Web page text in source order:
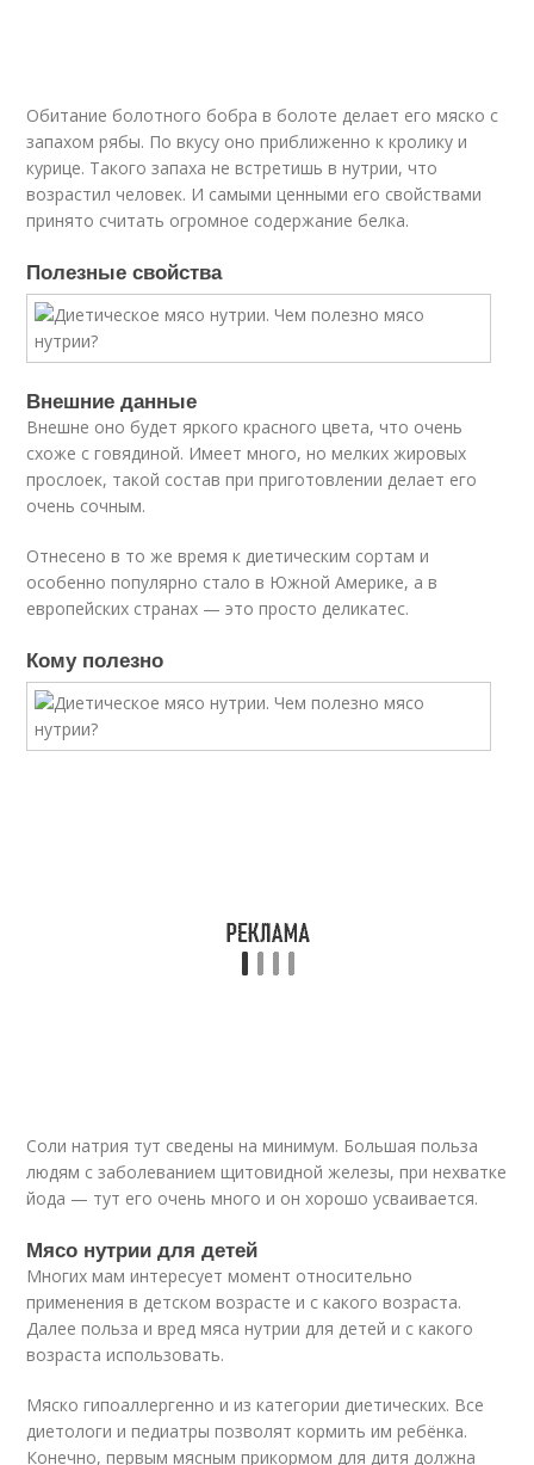
Обитание болотного бобра в болоте делает его мяско с
запахом рябы. По вкусу оно приближенно к кролику и
курице. Такого запаха не встретишь в нутрии, что
возрастил человек. И самыми ценными его свойствами
принято считать огромное содержание белка.
Полезные свойства
Внешние данные
Внешне оно будет яркого красного цвета, что очень
схоже с говядиной. Имеет много, но мелких жировых
прослоек, такой состав при приготовлении делает его
очень сочным.
Отнесено в то же время к диетическим сортам и
особенно популярно стало в Южной Америке, а в
европейских странах — это просто деликатес.
Кому полезно
Соли натрия тут сведены на минимум. Большая польза
людям с заболеванием щитовидной железы, при нехватке
йода — тут его очень много и он хорошо усваивается.
Мясо нутрии для детей
Многих мам интересует момент относительно
применения в детском возрасте и с какого возраста.
Далее польза и вред мяса нутрии для детей и с какого
возраста использовать.
Мяско гипоаллергенно и из категории диетических. Все
диетологи и педиатры позволят кормить им ребёнка.
Конечно, первым мясным прикормом для дитя должна